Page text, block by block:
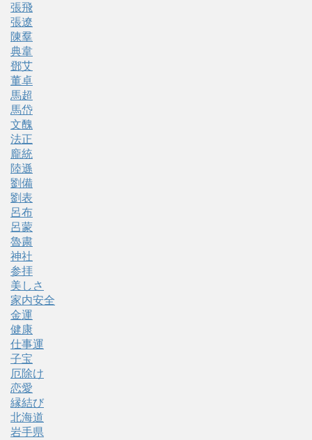
張飛
張遼
陳羣
典韋
鄧艾
董卓
馬超
馬岱
文醜
法正
龐統
陸遜
劉備
劉表
呂布
呂蒙
魯粛
神社
参拝
美しさ
家内安全
金運
健康
仕事運
子宝
厄除け
恋愛
縁結び
北海道
岩手県